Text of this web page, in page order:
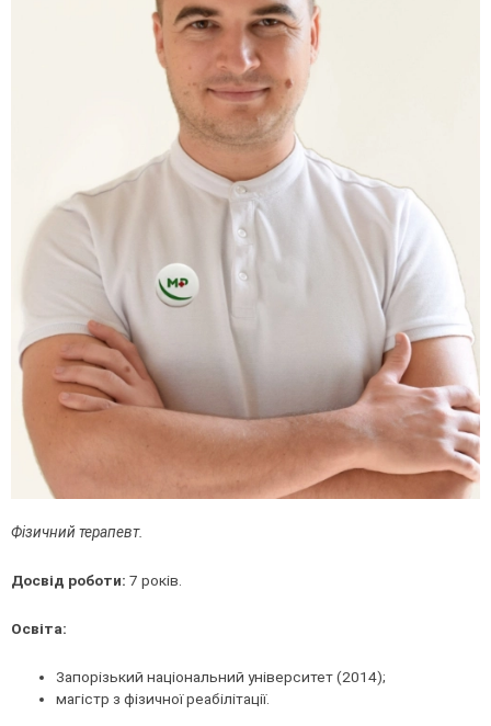
Фізичний терапевт.
Досвід роботи: 7 років.
Освіта:
Запорізький національний університет (2014);
магістр з фізичної реабілітації.